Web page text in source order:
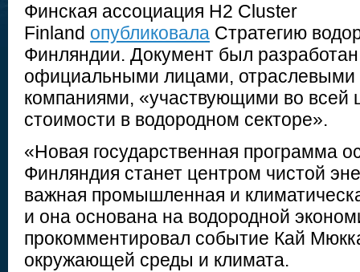
Финская ассоциация H2 Cluster
Finland опубликовала Стратегию
Финляндии. Документ был разработан
официальными лицами,
компаниями, «участвующими во всей
стоимости в водородном секторе».
«Новая государственная программа
Финляндия станет центром чистой
важная промышленная и
и она основана на водородной
прокомментировал событие Кай
окружающей среды и климата.